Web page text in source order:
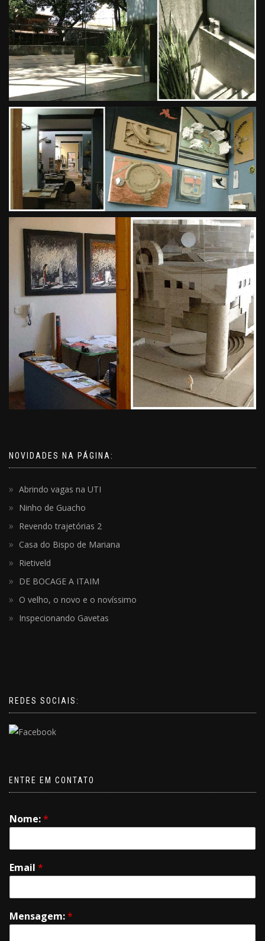
NOVIDADES NA PÁGINA:
Abrindo vagas na UTI
Ninho de Guacho
Revendo trajetórias 2
Casa do Bispo de Mariana
Rietiveld
DE BOCAGE A ITAIM
O velho, o novo e o novíssimo
Inspecionando Gavetas
REDES SOCIAIS:
ENTRE EM CONTATO
Nome:*
Email *
Mensagem:*